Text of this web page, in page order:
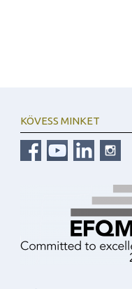
KÖVESS MINKET